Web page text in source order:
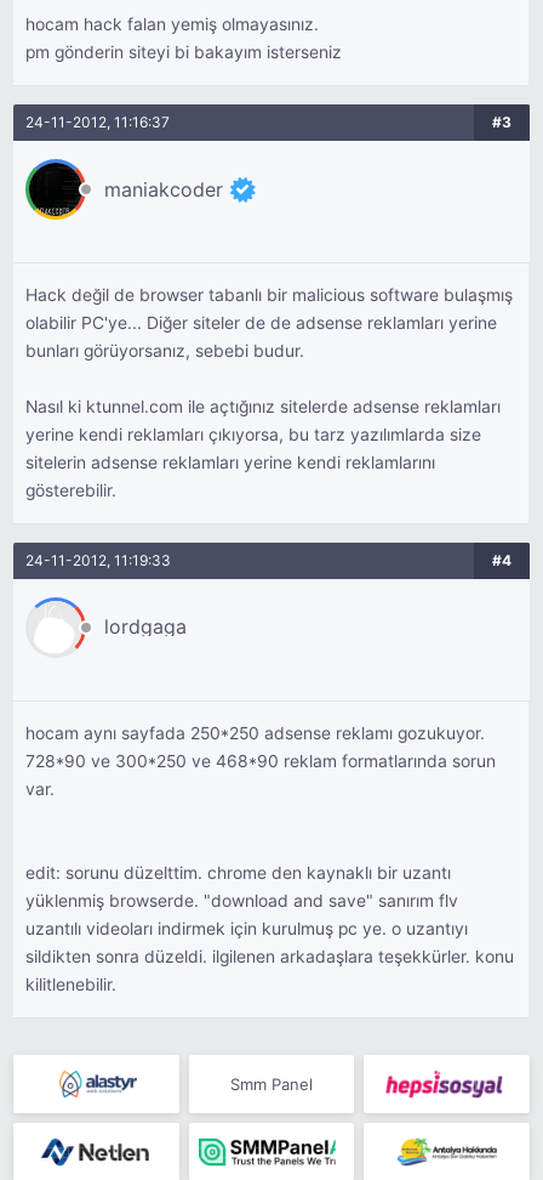
hocam hack falan yemiş olmayasınız.
pm gönderin siteyi bi bakayım isterseniz
24-11-2012, 11:16:37 #3
maniakcoder
Hack değil de browser tabanlı bir malicious software bulaşmış
olabilir PC'ye... Diğer siteler de de adsense reklamları yerine
bunları görüyorsanız, sebebi budur.
Nasıl ki ktunnel.com ile açtığınız sitelerde adsense reklamları
yerine kendi reklamları çıkıyorsa, bu tarz yazılımlarda size
sitelerin adsense reklamları yerine kendi reklamlarını
gösterebilir.
24-11-2012, 11:19:33 #4
lordgaga
hocam aynı sayfada 250*250 adsense reklamı gozukuyor.
728*90 ve 300*250 ve 468*90 reklam formatlarında sorun
var.
edit: sorunu düzelttim. chrome den kaynaklı bir uzantı
yüklenmiş browserde. "download and save" sanırım flv
uzantılı videoları indirmek için kurulmuş pc ye. o uzantıyı
sildikten sonra düzeldi. ilgilenen arkadaşlara teşekkürler. konu
kilitlenebilir.
Smm Panel